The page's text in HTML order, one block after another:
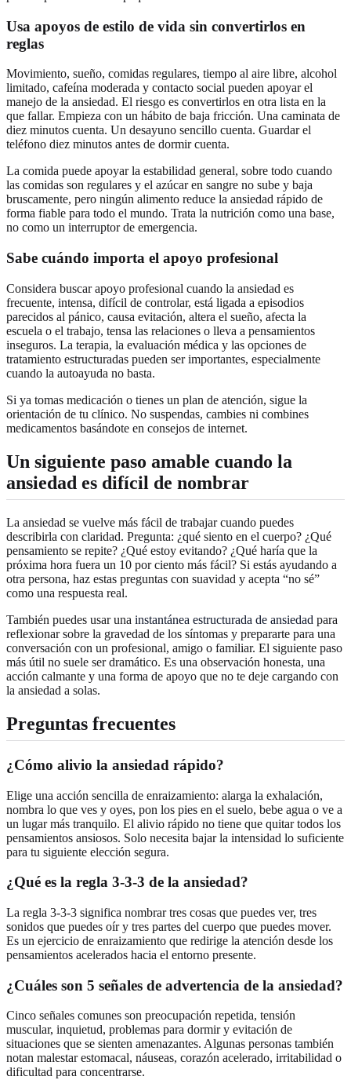
Usa apoyos de estilo de vida sin convertirlos en
reglas
Movimiento, sueño, comidas regulares, tiempo al aire libre, alcohol
limitado, cafeína moderada y contacto social pueden apoyar el
manejo de la ansiedad. El riesgo es convertirlos en otra lista en la
que fallar. Empieza con un hábito de baja fricción. Una caminata de
diez minutos cuenta. Un desayuno sencillo cuenta. Guardar el
teléfono diez minutos antes de dormir cuenta.
La comida puede apoyar la estabilidad general, sobre todo cuando
las comidas son regulares y el azúcar en sangre no sube y baja
bruscamente, pero ningún alimento reduce la ansiedad rápido de
forma fiable para todo el mundo. Trata la nutrición como una base,
no como un interruptor de emergencia.
Sabe cuándo importa el apoyo profesional
Considera buscar apoyo profesional cuando la ansiedad es
frecuente, intensa, difícil de controlar, está ligada a episodios
parecidos al pánico, causa evitación, altera el sueño, afecta la
escuela o el trabajo, tensa las relaciones o lleva a pensamientos
inseguros. La terapia, la evaluación médica y las opciones de
tratamiento estructuradas pueden ser importantes, especialmente
cuando la autoayuda no basta.
Si ya tomas medicación o tienes un plan de atención, sigue la
orientación de tu clínico. No suspendas, cambies ni combines
medicamentos basándote en consejos de internet.
Un siguiente paso amable cuando la
ansiedad es difícil de nombrar
La ansiedad se vuelve más fácil de trabajar cuando puedes
describirla con claridad. Pregunta: ¿qué siento en el cuerpo? ¿Qué
pensamiento se repite? ¿Qué estoy evitando? ¿Qué haría que la
próxima hora fuera un 10 por ciento más fácil? Si estás ayudando a
otra persona, haz estas preguntas con suavidad y acepta “no sé”
como una respuesta real.
También puedes usar una instantánea estructurada de ansiedad para
reflexionar sobre la gravedad de los síntomas y prepararte para una
conversación con un profesional, amigo o familiar. El siguiente paso
más útil no suele ser dramático. Es una observación honesta, una
acción calmante y una forma de apoyo que no te deje cargando con
la ansiedad a solas.
Preguntas frecuentes
¿Cómo alivio la ansiedad rápido?
Elige una acción sencilla de enraizamiento: alarga la exhalación,
nombra lo que ves y oyes, pon los pies en el suelo, bebe agua o ve a
un lugar más tranquilo. El alivio rápido no tiene que quitar todos los
pensamientos ansiosos. Solo necesita bajar la intensidad lo suficiente
para tu siguiente elección segura.
¿Qué es la regla 3-3-3 de la ansiedad?
La regla 3-3-3 significa nombrar tres cosas que puedes ver, tres
sonidos que puedes oír y tres partes del cuerpo que puedes mover.
Es un ejercicio de enraizamiento que redirige la atención desde los
pensamientos acelerados hacia el entorno presente.
¿Cuáles son 5 señales de advertencia de la ansiedad?
Cinco señales comunes son preocupación repetida, tensión
muscular, inquietud, problemas para dormir y evitación de
situaciones que se sienten amenazantes. Algunas personas también
notan malestar estomacal, náuseas, corazón acelerado, irritabilidad o
dificultad para concentrarse.